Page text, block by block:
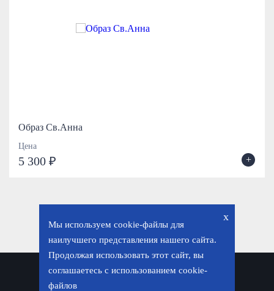
Образ Св.Анна
Цена
5 300 ₽ +
x
Мы используем cookie-файлы для
наилучшего представления нашего сайта.
Продолжая использовать этот сайт, вы
соглашаетесь с использованием cookie-
файлов